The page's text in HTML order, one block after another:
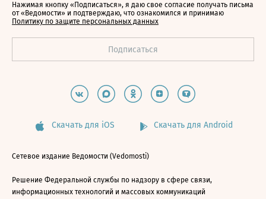
Нажимая кнопку «Подписаться», я даю свое согласие получать письма
от «Ведомости» и подтверждаю, что ознакомился и принимаю
Политику по защите персональных данных
Скачать для iOS Скачать для Android
Сетевое издание Ведомости (Vedomosti)
Решение Федеральной службы по надзору в сфере связи,
информационных технологий и массовых коммуникаций